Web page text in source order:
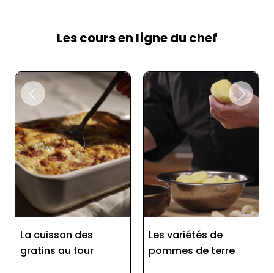
Les cours en ligne du chef
La cuisson des
gratins au four
Les variétés de
pommes de terre